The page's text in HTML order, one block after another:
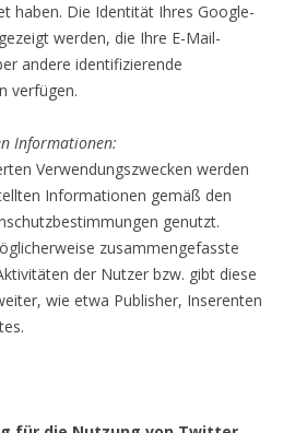
haben. Die Identität Ihres Google-
werden, die Ihre E-Mail-
andere identifizierende
verfügen.
Informationen:
Verwendungszwecken werden
Informationen gemäß den
genutzt.
zusammengefasste
der Nutzer bzw. gibt diese
wie etwa Publisher, Inserenten